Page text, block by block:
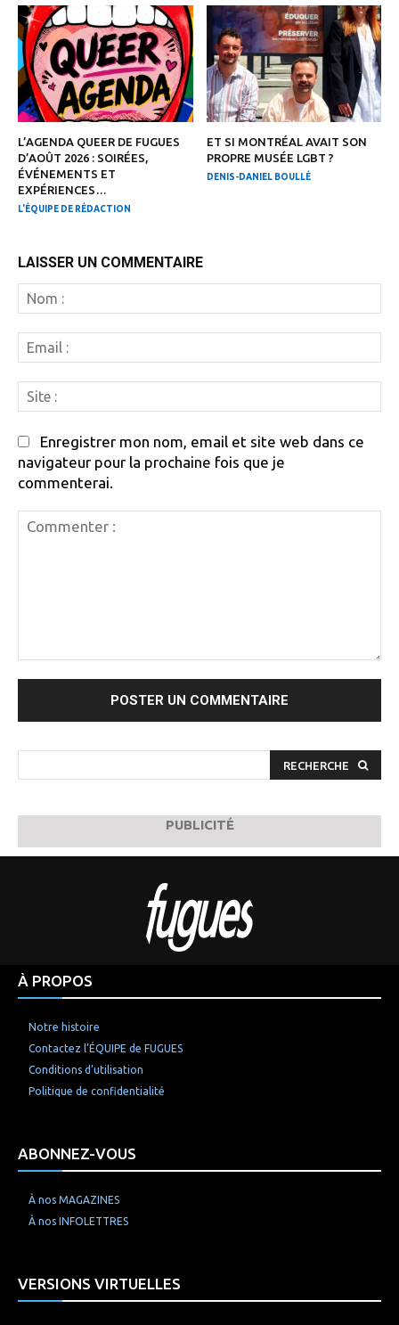
L’AGENDA QUEER DE FUGUES
D’AOÛT 2026 : SOIRÉES,
ÉVÉNEMENTS ET
EXPÉRIENCES…
L'ÉQUIPE DE RÉDACTION
ET SI MONTRÉAL AVAIT SON
PROPRE MUSÉE LGBT ?
DENIS-DANIEL BOULLÉ
LAISSER UN COMMENTAIRE
:
:
:
Enregistrer mon nom, email et site web dans ce
navigateur pour la prochaine fois que je
commenterai.
RECHERCHE
PUBLICITÉ
À PROPOS
Notre histoire
Contactez l’ÉQUIPE de FUGUES
Conditions d’utilisation
Politique de confidentialité
ABONNEZ-VOUS
À nos MAGAZINES
À nos INFOLETTRES
VERSIONS VIRTUELLES